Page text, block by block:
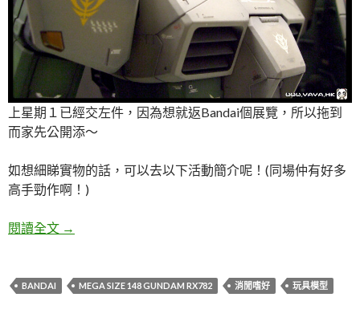
上星期１已經交左件，因為想就返Bandai個展覽，所以拖到
而家先公開添～
如想細睇實物的話，可以去以下活動簡介呢！(同場仲有好多
高手勁作啊！)
閱讀全文 高達30週年 1/48 超大塊頭高達～出擊！
→
BANDAI MEGA SIZE 148 GUNDAM RX782 消閒嗜好 玩具模型